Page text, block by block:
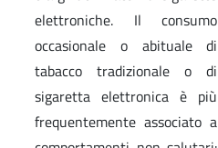
elettroniche. Il consumo
occasionale o abituale di
tabacco tradizionale o di
sigaretta elettronica è più
frequentemente associato a